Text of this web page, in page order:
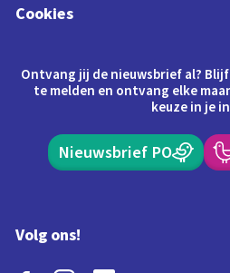
Cookies
Ontvang jij de nieuwsbrief al?
te melden en ontvang elke
keuze in je
Nieuwsbrief PO
Volg ons!